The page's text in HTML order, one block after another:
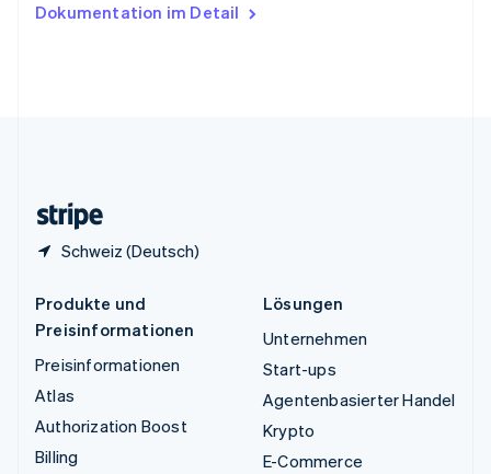
Dokumentation im Detail
Schweiz (Deutsch)
English
Produkte und
Preisinformationen
Preisinformationen
Atlas
Authorization Boost
Billing
Lösungen
Unternehmen
Start-ups
Agentenbasierter Handel
Krypto
E-Commerce